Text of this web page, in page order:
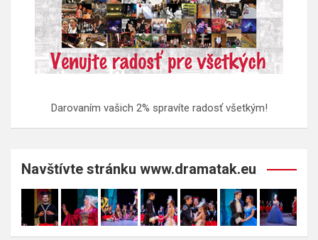
Darovaním vašich 2% spravíte radosť všetkým!
Navštívte stránku www.dramatak.eu